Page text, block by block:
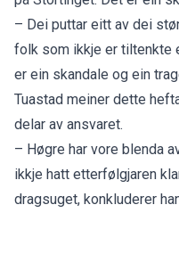
– Dei puttar eitt av dei
folk som ikkje er tiltenkte
er ein skandale og ein
Tuastad meiner dette
delar av ansvaret.
– Høgre har vore blenda
ikkje hatt etterfølgjaren
dragsuget, konkluderer